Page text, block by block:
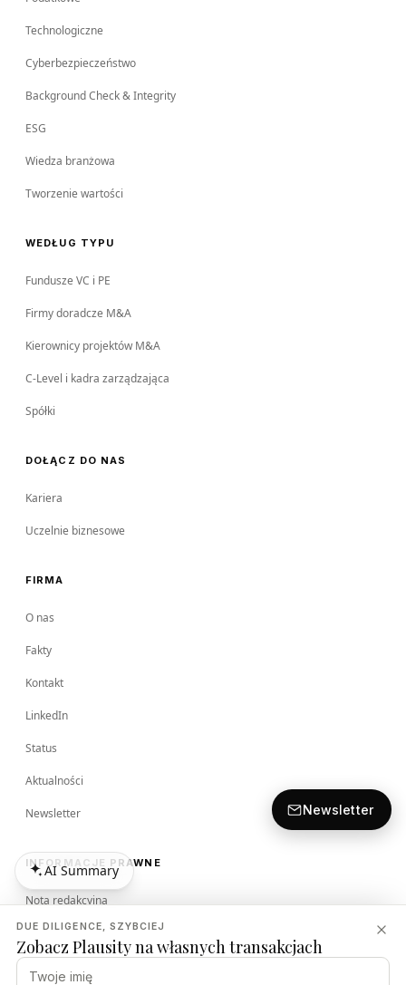
DUE DILIGENCE, SZYBCIEJ
Zobacz Plausity na własnych transakcjach
Technologiczne
Cyberbezpieczeństwo
Background Check & Integrity
ESG
Wiedza branżowa
Tworzenie wartości
WEDŁUG TYPU
Fundusze VC i PE
Firmy doradcze M&A
Kierownicy projektów M&A
C-Level i kadra zarządzająca
Spółki
DOŁĄCZ DO NAS
Kariera
Uczelnie biznesowe
FIRMA
O nas
Fakty
Kontakt
LinkedIn
Status
Aktualności
Newsletter
INFORMACJE PRAWNE
Nota redakcyjna
Regulamin
AI Summary
AI Summary
Newsletter